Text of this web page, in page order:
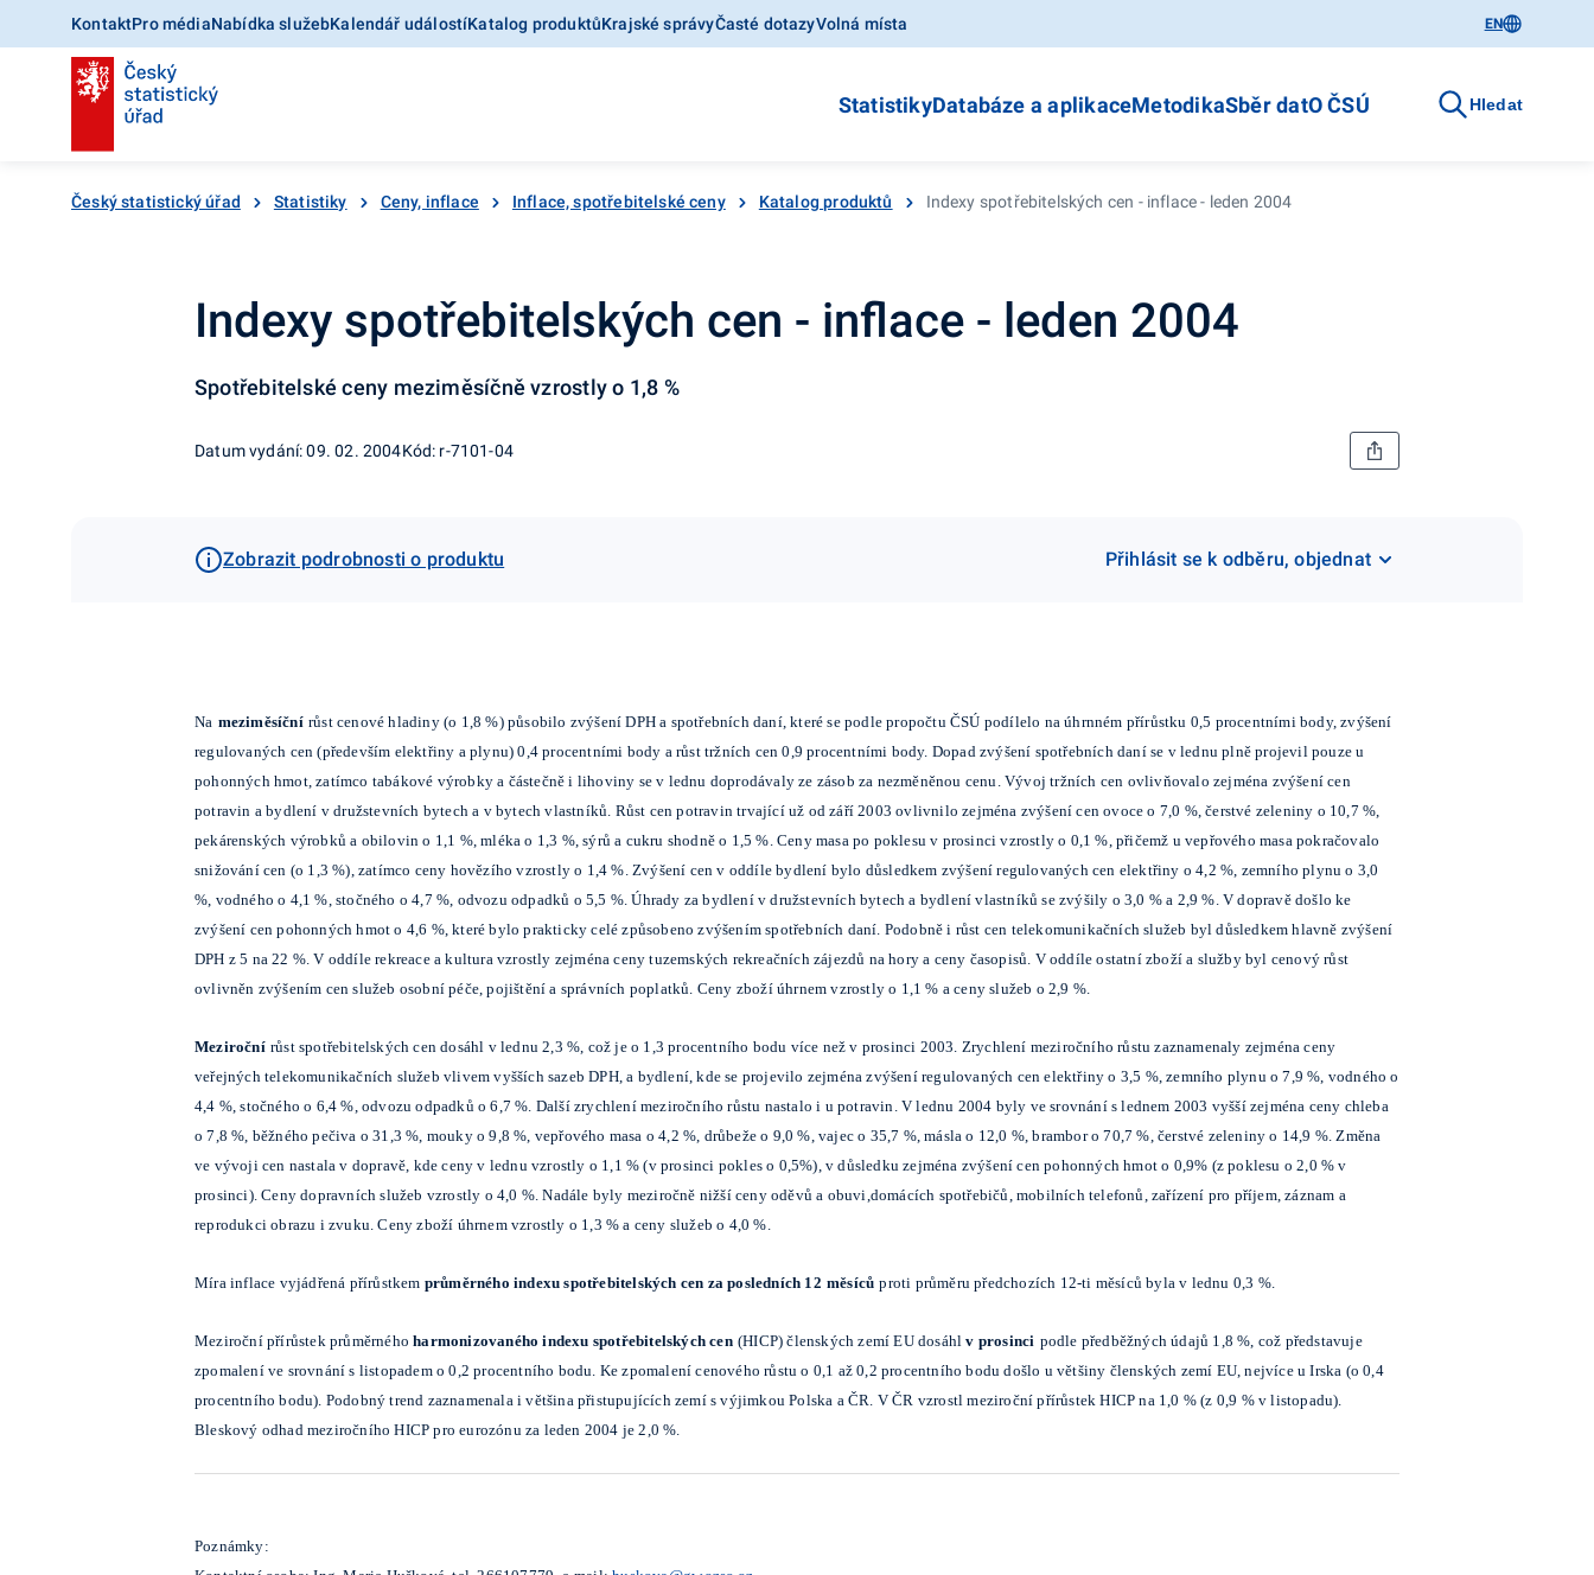
KontaktPro médiaNabídka služebKalendář událostíKatalog produktůKrajské správyČasté dotazyVolná místa EN
StatistikyDatabáze a aplikaceMetodikaSběr datO ČSÚ Hledat
Český statistický úřad Statistiky Ceny, inflace Inflace, spotřebitelské ceny Katalog produktů Indexy spotřebitelských cen - inflace - leden 2004
Indexy spotřebitelských cen - inflace - leden 2004
Spotřebitelské ceny meziměsíčně vzrostly o 1,8 %
Datum vydání: 09. 02. 2004Kód: r-7101-04
Zobrazit podrobnosti o produktu Přihlásit se k odběru, objednat
Na meziměsíční růst cenové hladiny (o 1,8 %) působilo zvýšení DPH a spotřebních daní, které se podle propočtu ČSÚ podílelo na úhrnném přírůstku 0,5 procentními body, zvýšení
regulovaných cen (především elektřiny a plynu) 0,4 procentními body a růst tržních cen 0,9 procentními body. Dopad zvýšení spotřebních daní se v lednu plně projevil pouze u
pohonných hmot, zatímco tabákové výrobky a částečně i lihoviny se v lednu doprodávaly ze zásob za nezměněnou cenu. Vývoj tržních cen ovlivňovalo zejména zvýšení cen
potravin a bydlení v družstevních bytech a v bytech vlastníků. Růst cen potravin trvající už od září 2003 ovlivnilo zejména zvýšení cen ovoce o 7,0 %, čerstvé zeleniny o 10,7 %,
pekárenských výrobků a obilovin o 1,1 %, mléka o 1,3 %, sýrů a cukru shodně o 1,5 %. Ceny masa po poklesu v prosinci vzrostly o 0,1 %, přičemž u vepřového masa pokračovalo
snižování cen (o 1,3 %), zatímco ceny hovězího vzrostly o 1,4 %. Zvýšení cen v oddíle bydlení bylo důsledkem zvýšení regulovaných cen elektřiny o 4,2 %, zemního plynu o 3,0
%, vodného o 4,1 %, stočného o 4,7 %, odvozu odpadků o 5,5 %. Úhrady za bydlení v družstevních bytech a bydlení vlastníků se zvýšily o 3,0 % a 2,9 %. V dopravě došlo ke
zvýšení cen pohonných hmot o 4,6 %, které bylo prakticky celé způsobeno zvýšením spotřebních daní. Podobně i růst cen telekomunikačních služeb byl důsledkem hlavně zvýšení
DPH z 5 na 22 %. V oddíle rekreace a kultura vzrostly zejména ceny tuzemských rekreačních zájezdů na hory a ceny časopisů. V oddíle ostatní zboží a služby byl cenový růst
ovlivněn zvýšením cen služeb osobní péče, pojištění a správních poplatků. Ceny zboží úhrnem vzrostly o 1,1 % a ceny služeb o 2,9 %.
Meziroční růst spotřebitelských cen dosáhl v lednu 2,3 %, což je o 1,3 procentního bodu více než v prosinci 2003. Zrychlení meziročního růstu zaznamenaly zejména ceny
veřejných telekomunikačních služeb vlivem vyšších sazeb DPH, a bydlení, kde se projevilo zejména zvýšení regulovaných cen elektřiny o 3,5 %, zemního plynu o 7,9 %, vodného o
4,4 %, stočného o 6,4 %, odvozu odpadků o 6,7 %. Další zrychlení meziročního růstu nastalo i u potravin. V lednu 2004 byly ve srovnání s lednem 2003 vyšší zejména ceny chleba
o 7,8 %, běžného pečiva o 31,3 %, mouky o 9,8 %, vepřového masa o 4,2 %, drůbeže o 9,0 %, vajec o 35,7 %, másla o 12,0 %, brambor o 70,7 %, čerstvé zeleniny o 14,9 %. Změna
ve vývoji cen nastala v dopravě, kde ceny v lednu vzrostly o 1,1 % (v prosinci pokles o 0,5%), v důsledku zejména zvýšení cen pohonných hmot o 0,9% (z poklesu o 2,0 % v
prosinci). Ceny dopravních služeb vzrostly o 4,0 %. Nadále byly meziročně nižší ceny oděvů a obuvi,domácích spotřebičů, mobilních telefonů, zařízení pro příjem, záznam a
reprodukci obrazu i zvuku. Ceny zboží úhrnem vzrostly o 1,3 % a ceny služeb o 4,0 %.
Míra inflace vyjádřená přírůstkem průměrného indexu spotřebitelských cen za posledních 12 měsíců proti průměru předchozích 12-ti měsíců byla v lednu 0,3 %.
Meziroční přírůstek průměrnéhoharmonizovaného indexu spotřebitelských cen (HICP) členských zemí EU dosáhlv prosinci podle předběžných údajů 1,8 %, což představuje
zpomalení ve srovnání s listopadem o 0,2 procentního bodu. Ke zpomalení cenového růstu o 0,1 až 0,2 procentního bodu došlo u většiny členských zemí EU, nejvíce u Irska (o 0,4
procentního bodu). Podobný trend zaznamenala i většina přistupujících zemí s výjimkou Polska a ČR. V ČR vzrostl meziroční přírůstek HICP na 1,0 % (z 0,9 % v listopadu).
Bleskový odhad meziročního HICP pro eurozónu za leden 2004 je 2,0 %.
Poznámky: